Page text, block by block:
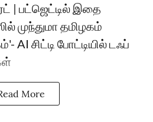
| பட்ஜெட்டில் இதை
முந்துமா தமிழகம்
AI சிட்டி போட்டியில் டஃப்
More